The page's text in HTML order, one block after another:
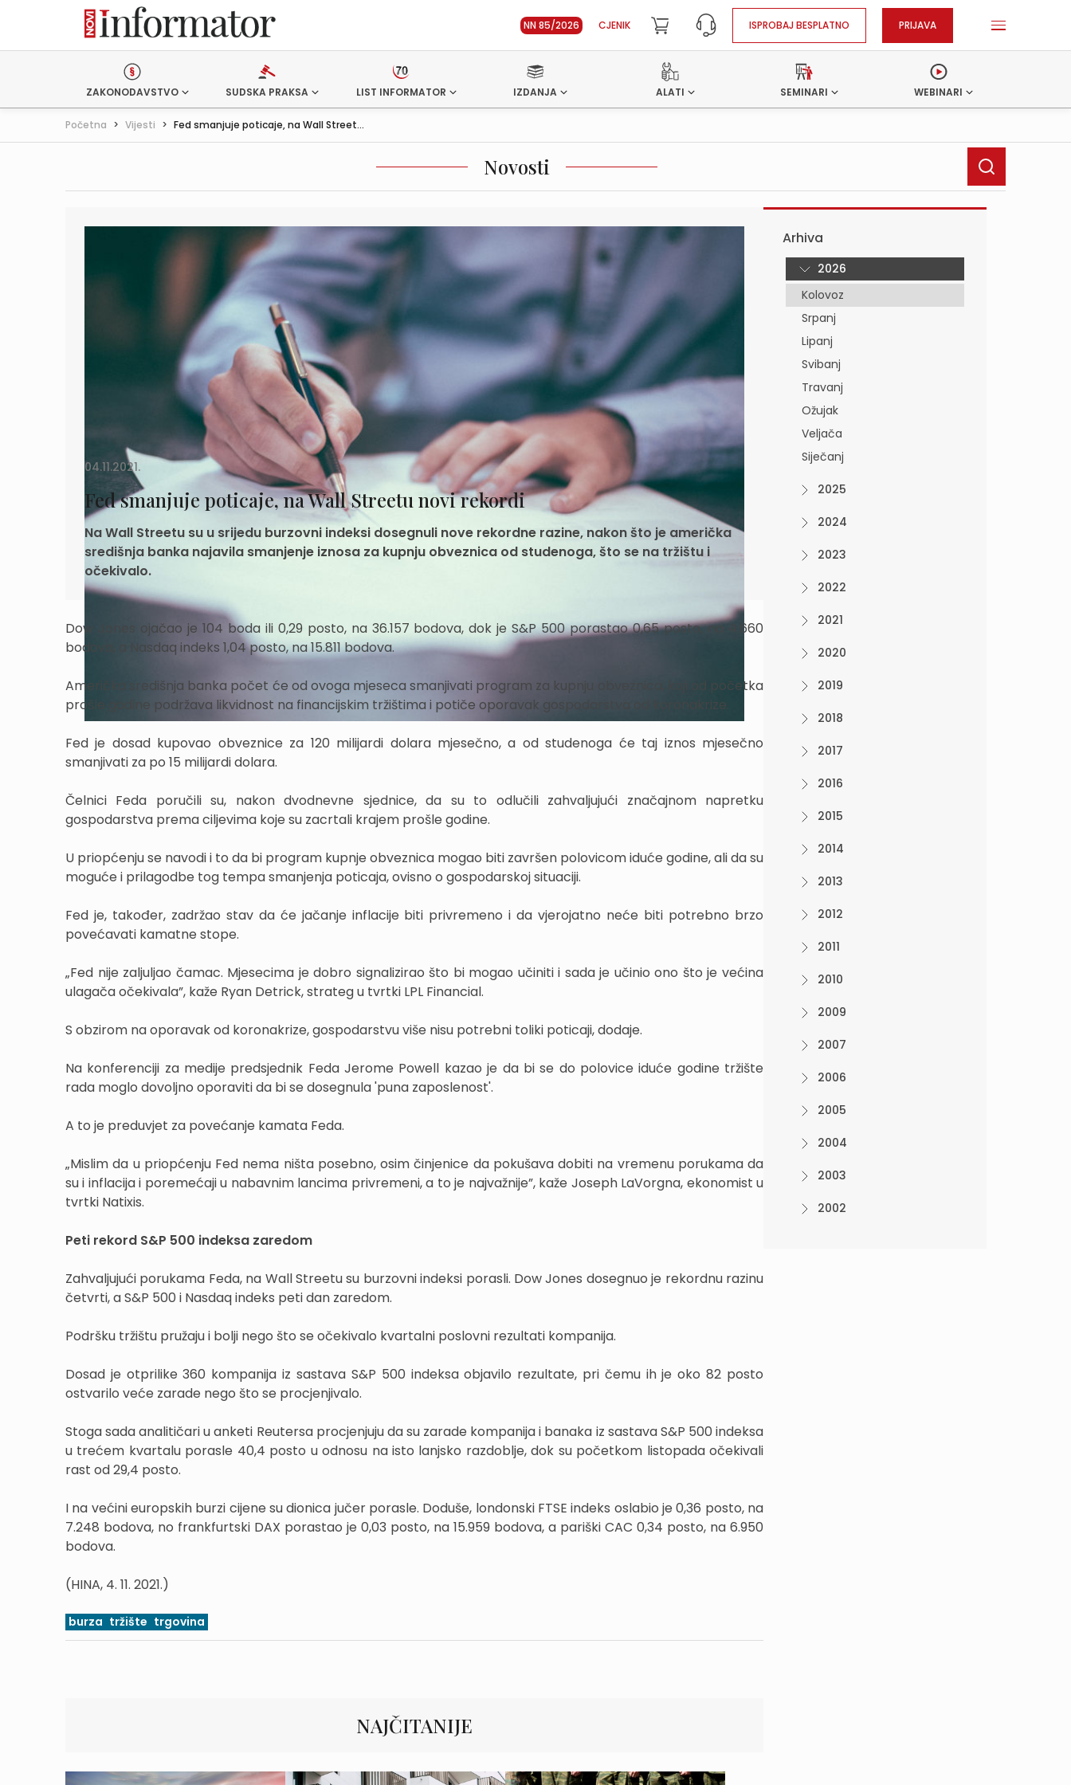
NN 85/2026 CJENIK ISPROBAJ BESPLATNO PRIJAVA
ZAKONODAVSTVO SUDSKA PRAKSA LIST INFORMATOR IZDANJA ALATI SEMINARI WEBINARI
Početna > Vijesti > Fed smanjuje poticaje, na Wall Street...
Novosti
04.11.2021.
Fed smanjuje poticaje, na Wall Streetu novi rekordi
Na Wall Streetu su u srijedu burzovni indeksi dosegnuli nove rekordne razine, nakon što je američka
središnja banka najavila smanjenje iznosa za kupnju obveznica od studenoga, što se na tržištu i
očekivalo.
Dow Jones ojačao je 104 boda ili 0,29 posto, na 36.157 bodova, dok je S&P 500 porastao 0,65 posto, na 4.660
bodova, a Nasdaq indeks 1,04 posto, na 15.811 bodova.
Američka središnja banka počet će od ovoga mjeseca smanjivati program za kupnju obveznica, koji od početka
prošle godine podržava likvidnost na financijskim tržištima i potiče oporavak gospodarstva od koronakrize.
Fed je dosad kupovao obveznice za 120 milijardi dolara mjesečno, a od studenoga će taj iznos mjesečno
smanjivati za po 15 milijardi dolara.
Čelnici Feda poručili su, nakon dvodnevne sjednice, da su to odlučili zahvaljujući značajnom napretku
gospodarstva prema ciljevima koje su zacrtali krajem prošle godine.
U priopćenju se navodi i to da bi program kupnje obveznica mogao biti završen polovicom iduće godine, ali da su
moguće i prilagodbe tog tempa smanjenja poticaja, ovisno o gospodarskoj situaciji.
Fed je, također, zadržao stav da će jačanje inflacije biti privremeno i da vjerojatno neće biti potrebno brzo
povećavati kamatne stope.
„Fed nije zaljuljao čamac. Mjesecima je dobro signalizirao što bi mogao učiniti i sada je učinio ono što je većina
ulagača očekivala”, kaže Ryan Detrick, strateg u tvrtki LPL Financial.
S obzirom na oporavak od koronakrize, gospodarstvu više nisu potrebni toliki poticaji, dodaje.
Na konferenciji za medije predsjednik Feda Jerome Powell kazao je da bi se do polovice iduće godine tržište
rada moglo dovoljno oporaviti da bi se dosegnula 'puna zaposlenost'.
A to je preduvjet za povećanje kamata Feda.
„Mislim da u priopćenju Fed nema ništa posebno, osim činjenice da pokušava dobiti na vremenu porukama da
su i inflacija i poremećaji u nabavnim lancima privremeni, a to je najvažnije”, kaže Joseph LaVorgna, ekonomist u
tvrtki Natixis.
Peti rekord S&P 500 indeksa zaredom
Zahvaljujući porukama Feda, na Wall Streetu su burzovni indeksi porasli. Dow Jones dosegnuo je rekordnu razinu
četvrti, a S&P 500 i Nasdaq indeks peti dan zaredom.
Podršku tržištu pružaju i bolji nego što se očekivalo kvartalni poslovni rezultati kompanija.
Dosad je otprilike 360 kompanija iz sastava S&P 500 indeksa objavilo rezultate, pri čemu ih je oko 82 posto
ostvarilo veće zarade nego što se procjenjivalo.
Stoga sada analitičari u anketi Reutersa procjenjuju da su zarade kompanija i banaka iz sastava S&P 500 indeksa
u trećem kvartalu porasle 40,4 posto u odnosu na isto lanjsko razdoblje, dok su početkom listopada očekivali
rast od 29,4 posto.
I na većini europskih burzi cijene su dionica jučer porasle. Doduše, londonski FTSE indeks oslabio je 0,36 posto, na
7.248 bodova, no frankfurtski DAX porastao je 0,03 posto, na 15.959 bodova, a pariški CAC 0,34 posto, na 6.950
bodova.
(HINA, 4. 11. 2021.)
burza tržište trgovina
NAJČITANIJE
Arhiva
2026
Kolovoz
Srpanj
Lipanj
Svibanj
Travanj
Ožujak
Veljača
Siječanj
2025
2024
2023
2022
2021
2020
2019
2018
2017
2016
2015
2014
2013
2012
2011
2010
2009
2007
2006
2005
2004
2003
2002